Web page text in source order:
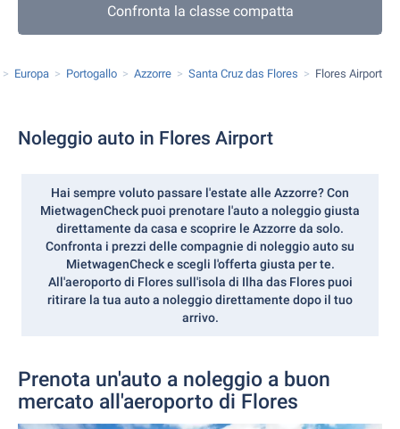
Confronta la classe compatta
Europa Portogallo Azzorre Santa Cruz das Flores Flores Airport
Noleggio auto in Flores Airport
Hai sempre voluto passare l'estate alle Azzorre? Con
MietwagenCheck puoi prenotare l'auto a noleggio giusta
direttamente da casa e scoprire le Azzorre da solo.
Confronta i prezzi delle compagnie di noleggio auto su
MietwagenCheck e scegli l'offerta giusta per te.
All'aeroporto di Flores sull'isola di Ilha das Flores puoi
ritirare la tua auto a noleggio direttamente dopo il tuo
arrivo.
Prenota un'auto a noleggio a buon
mercato all'aeroporto di Flores